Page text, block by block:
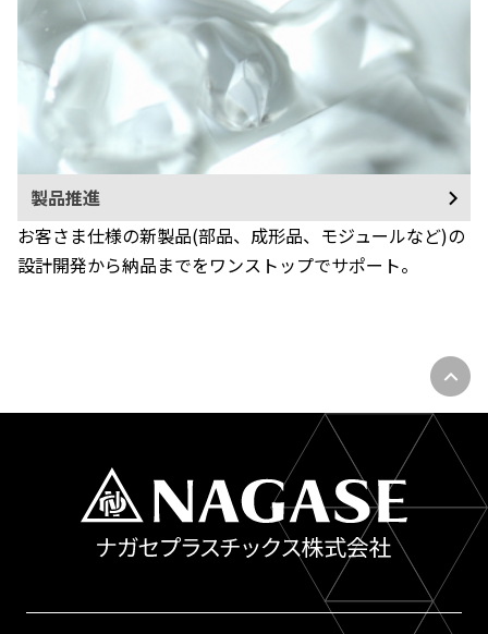
製品推進
お客さま仕様の新製品(部品、成形品、モジュールなど)の
設計開発から納品までをワンストップでサポート。